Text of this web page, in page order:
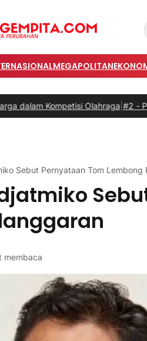
MEGAPOLITAN
Kompetisi Olahraga|#2 -Prabowo
Sebut Pernyataan Tom Lembong
membaca